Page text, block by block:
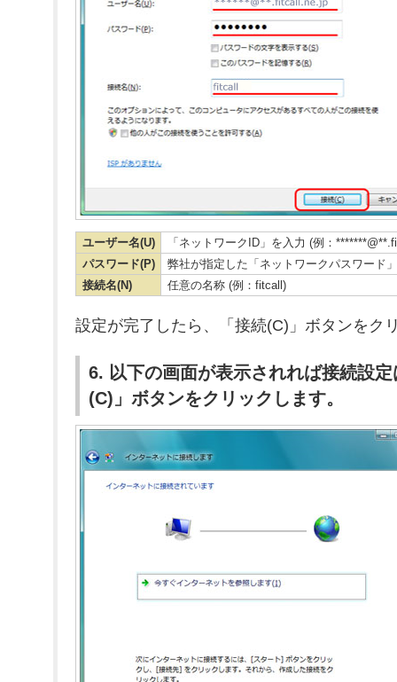
ユーザー名(U)
「ネットワークID」を入力 (例：
パスワード(P)
弊社が指定した「ネットワークパスワード
接続名(N)
任意の名称 (例：fitcall)
設定が完了したら、「接続(C)」ボタンをク
6. 以下の画面が表示されれば接続設
(C)」ボタンをクリックします。